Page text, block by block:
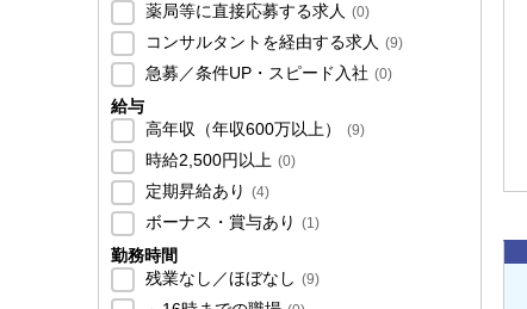
薬局等に直接応募する求人 (0)
コンサルタントを経由する求人 (9)
急募／条件UP・スピード入社 (0)
給与
高年収（年収600万以上）
(9)
時給2,500円以上 (0)
定期昇給あり (4)
ボーナス・賞与あり (1)
勤務時間
残業なし／ほぼなし (9)